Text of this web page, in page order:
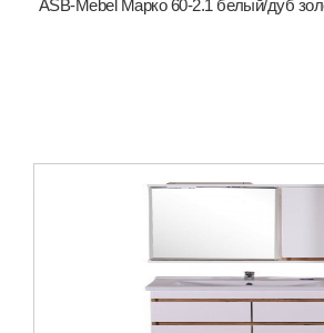
ASB-Mebel Марко 60-2.1 белый/дуб